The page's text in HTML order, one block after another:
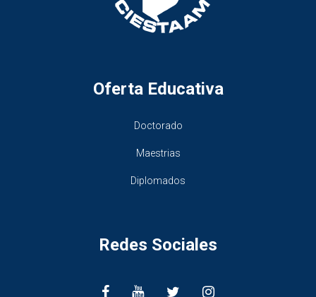
Oferta Educativa
Doctorado
Maestrias
Diplomados
Redes Sociales